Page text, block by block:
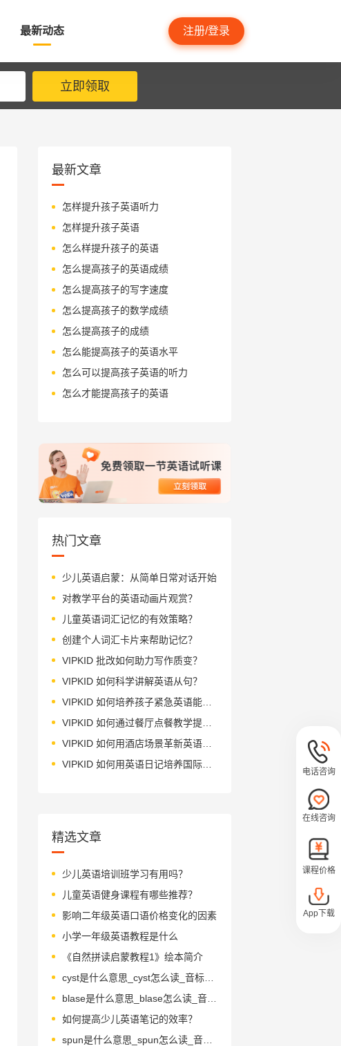
最新动态 注册/登录
立即领取
最新文章
怎样提升孩子英语听力
怎样提升孩子英语
怎么样提升孩子的英语
怎么提高孩子的英语成绩
怎么提高孩子的写字速度
怎么提高孩子的数学成绩
怎么提高孩子的成绩
怎么能提高孩子的英语水平
怎么可以提高孩子英语的听力
怎么才能提高孩子的英语
热门文章
少儿英语启蒙：从简单日常对话开始
对教学平台的英语动画片观赏？
儿童英语词汇记忆的有效策略？
创建个人词汇卡片来帮助记忆？
VIPKID 批改如何助力写作质变？
VIPKID 如何科学讲解英语从句？
VIPKID 如何培养孩子紧急英语能力？
VIPKID 如何通过餐厅点餐教学提升少儿英语应用能力？
VIPKID 如何用酒店场景革新英语教学？
VIPKID 如何用英语日记培养国际化人才？
精选文章
少儿英语培训班学习有用吗？
儿童英语健身课程有哪些推荐？
影响二年级英语口语价格变化的因素
小学一年级英语教程是什么
《自然拼读启蒙教程1》绘本简介
cyst是什么意思_cyst怎么读_音标sɪst
blase是什么意思_blase怎么读_音标'blɑ-zeɪ
如何提高少儿英语笔记的效率？
spun是什么意思_spun怎么读_音标spʌn
电话咨询
在线咨询
课程价格
App下载